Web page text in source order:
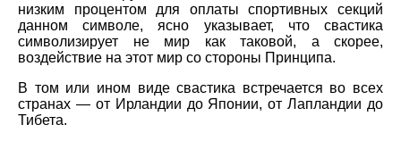
низким процентом для оплаты спортивных секций
данном символе, ясно указывает, что свастика
символизирует не мир как таковой, а скорее,
воздействие на этот мир со стороны Принципа.
В том или ином виде свастика встречается во всех
странах — от Ирландии до Японии, от Лапландии до
Тибета.